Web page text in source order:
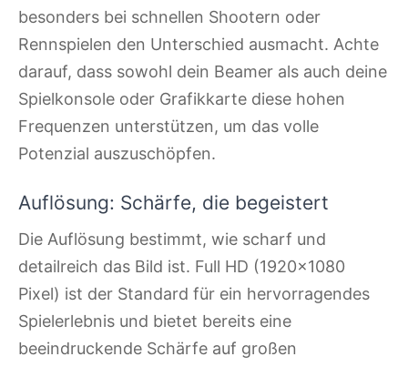
besonders bei schnellen Shootern oder
Rennspielen den Unterschied ausmacht. Achte
darauf, dass sowohl dein Beamer als auch deine
Spielkonsole oder Grafikkarte diese hohen
Frequenzen unterstützen, um das volle
Potenzial auszuschöpfen.
Auflösung: Schärfe, die begeistert
Die Auflösung bestimmt, wie scharf und
detailreich das Bild ist. Full HD (1920x1080
Pixel) ist der Standard für ein hervorragendes
Spielerlebnis und bietet bereits eine
beeindruckende Schärfe auf großen